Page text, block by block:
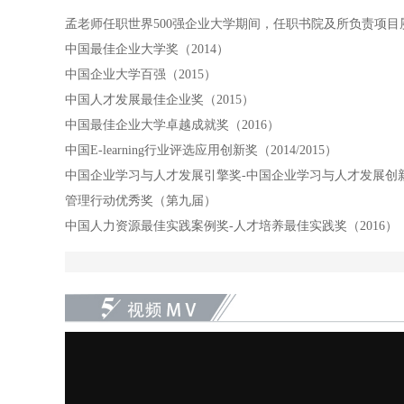
孟老师任职世界500强企业大学期间，任职书院及所负责项目
中国最佳企业大学奖（2014）
中国企业大学百强（2015）
中国人才发展最佳企业奖（2015）
中国最佳企业大学卓越成就奖（2016）
中国E-learning行业评选应用创新奖（2014/2015）
中国企业学习与人才发展引擎奖-中国企业学习与人才发展创
管理行动优秀奖（第九届）
中国人力资源最佳实践案例奖-人才培养最佳实践奖（2016）